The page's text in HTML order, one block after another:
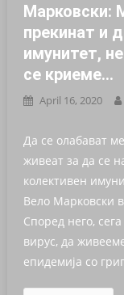
Марковски:
прекинат и
имунитет,
се криеме…
April 16, 2020
Да се олабават
живеат за да се
колективен
Вело Марковски
Според него,
вирус, да
епидемија со